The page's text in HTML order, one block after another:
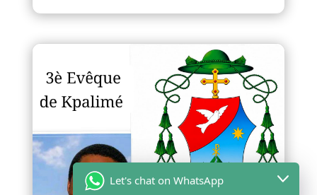
Let's chat on WhatsApp